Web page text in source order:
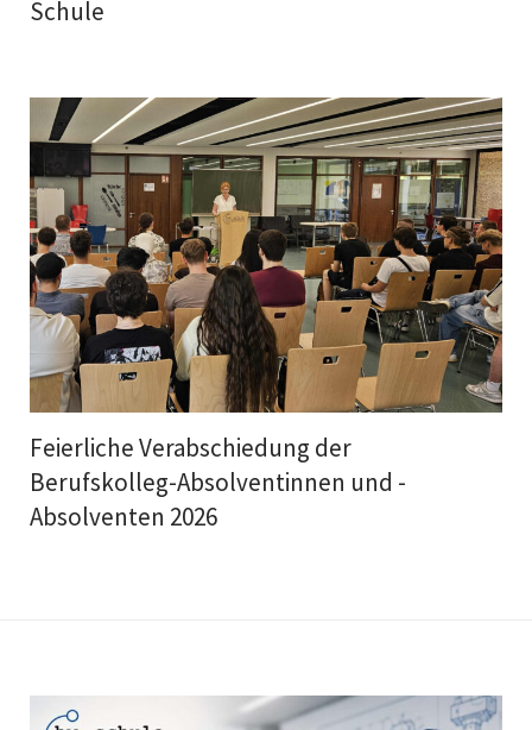
Schule
Feierliche Verabschiedung der
Berufskolleg-Absolventinnen und -
Absolventen 2026